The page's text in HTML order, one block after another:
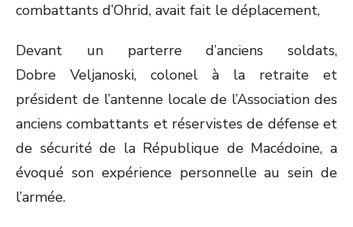
combattants d’Ohrid, avait fait le déplacement,
Devant un parterre d’anciens soldats,
Dobre Veljanoski, colonel à la retraite et
président de l’antenne locale de l’Association des
anciens combattants et réservistes de défense et
de sécurité de la République de Macédoine, a
évoqué son expérience personnelle au sein de
l’armée.